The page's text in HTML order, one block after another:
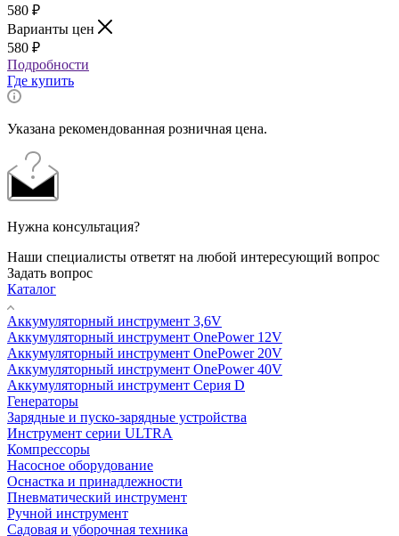
580 ₽
Варианты цен
580 ₽
Подробности
Где купить
Указана рекомендованная розничная цена.
Нужна консультация?
Наши специалисты ответят на любой интересующий вопрос
Задать вопрос
Каталог
Аккумуляторный инструмент 3,6V
Аккумуляторный инструмент OnePower 12V
Аккумуляторный инструмент OnePower 20V
Аккумуляторный инструмент OnePower 40V
Аккумуляторный инструмент Серия D
Генераторы
Зарядные и пуско-зарядные устройства
Инструмент серии ULTRA
Компрессоры
Насосное оборудование
Оснастка и принадлежности
Пневматический инструмент
Ручной инструмент
Садовая и уборочная техника